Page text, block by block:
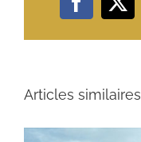
Facebook
X
Articles similaires